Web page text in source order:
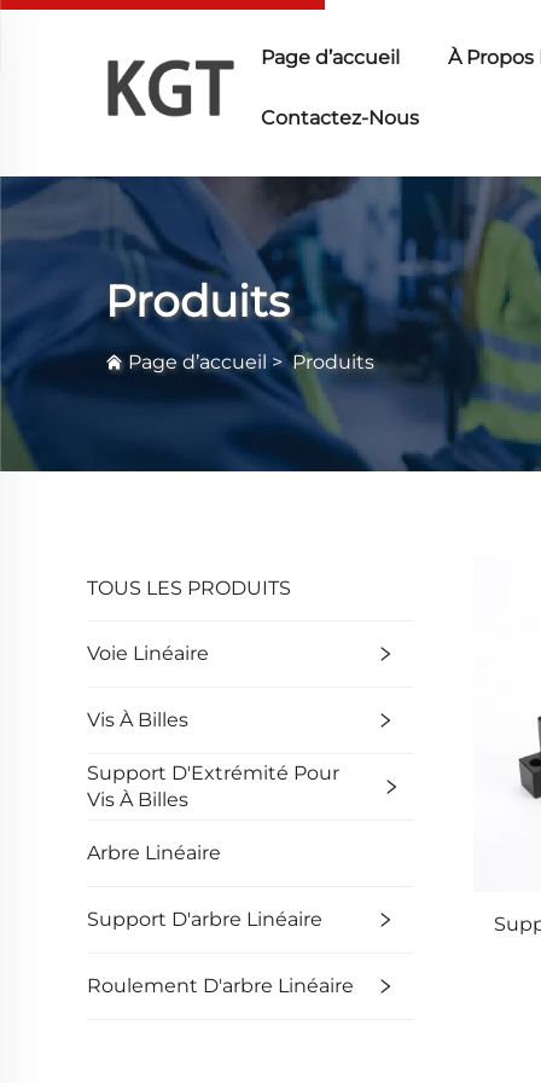
Page d’accueil À Propos
Contactez-Nous
Produits
Page d’accueil >Produits
TOUS LES PRODUITS
Voie Linéaire
Vis À Billes
Support D'Extrémité Pour
Vis À Billes
Arbre Linéaire
Support D'arbre Linéaire
Roulement D'arbre Linéaire